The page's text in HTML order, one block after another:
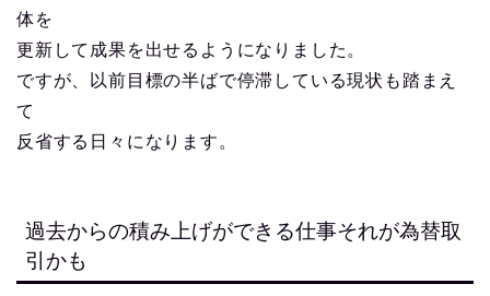
体を
更新して成果を出せるようになりました。
ですが、以前目標の半ばで停滞している現状も踏まえ
て
反省する日々になります。
過去からの積み上げができる仕事それが為替取
引かも